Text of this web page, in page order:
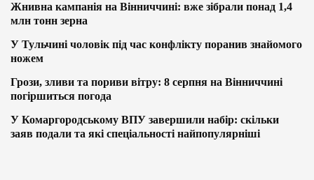
Жнивна кампанія на Вінниччині: вже зібрали понад 1,4
млн тонн зерна
У Тульчині чоловік під час конфлікту поранив знайомого
ножем
Грози, зливи та пориви вітру: 8 серпня на Вінниччині
погіршиться погода
У Комаргородському ВПУ завершили набір: скільки
заяв подали та які спеціальності найпопулярніші